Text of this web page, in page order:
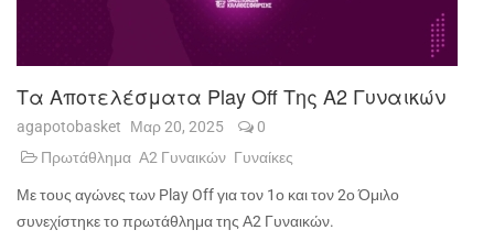
Τα Αποτελέσματα Play Off Της A2 Γυναικών
agapotobasket Μαρ 20, 2025
0
Πρωτάθλημα Α2 Γυναικών Γυναίκες
Με τους αγώνες των Play Off για τον 1ο και τον 2ο Όμιλο
συνεχίστηκε το πρωτάθλημα της Α2 Γυναικών.